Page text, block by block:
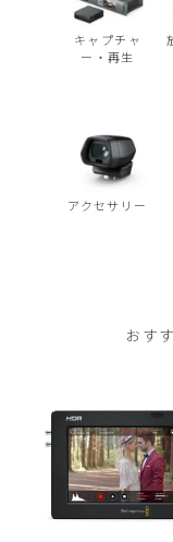
キャプチャ
ー・再生
アクセサリー
おす